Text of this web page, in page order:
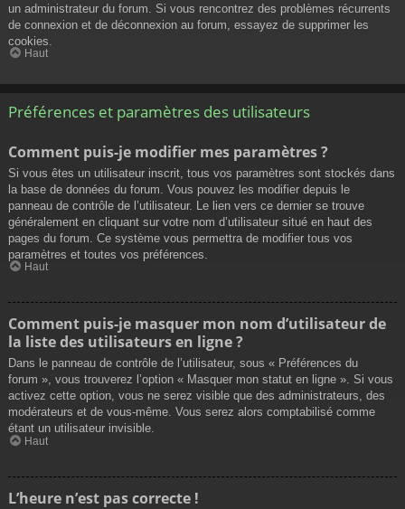
un administrateur du forum. Si vous rencontrez des problèmes récurrents
de connexion et de déconnexion au forum, essayez de supprimer les
cookies.
Haut
Préférences et paramètres des utilisateurs
Comment puis-je modifier mes paramètres ?
Si vous êtes un utilisateur inscrit, tous vos paramètres sont stockés dans
la base de données du forum. Vous pouvez les modifier depuis le
panneau de contrôle de l’utilisateur. Le lien vers ce dernier se trouve
généralement en cliquant sur votre nom d’utilisateur situé en haut des
pages du forum. Ce système vous permettra de modifier tous vos
paramètres et toutes vos préférences.
Haut
Comment puis-je masquer mon nom d’utilisateur de
la liste des utilisateurs en ligne ?
Dans le panneau de contrôle de l’utilisateur, sous « Préférences du
forum », vous trouverez l’option « Masquer mon statut en ligne ». Si vous
activez cette option, vous ne serez visible que des administrateurs, des
modérateurs et de vous-même. Vous serez alors comptabilisé comme
étant un utilisateur invisible.
Haut
L’heure n’est pas correcte !